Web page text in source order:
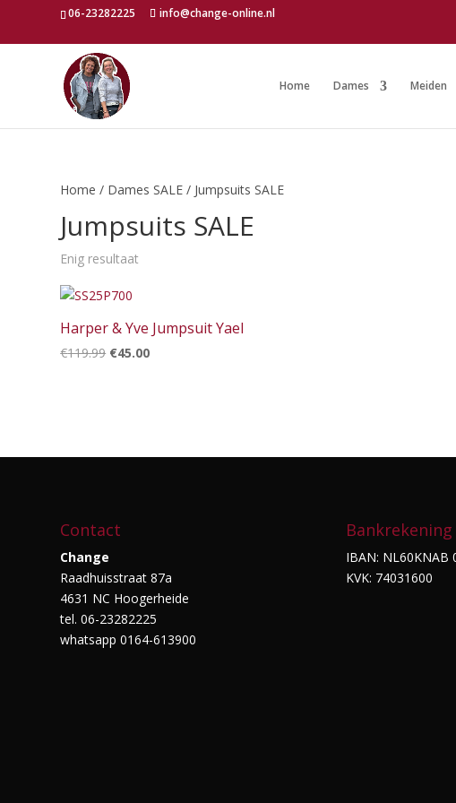
06-23282225
info@change-online.nl
Home Dames Meiden
Home / Dames SALE / Jumpsuits SALE
Jumpsuits SALE
Enig resultaat
Harper & Yve Jumpsuit Yael
€119.99 Oorspronkelijke
€45.00Huidige
Contact
Change
Raadhuisstraat 87a
4631 NC Hoogerheide
tel. 06-23282225
whatsapp 0164-613900
Bankrekening
IBAN: NL60KNAB
KVK: 74031600